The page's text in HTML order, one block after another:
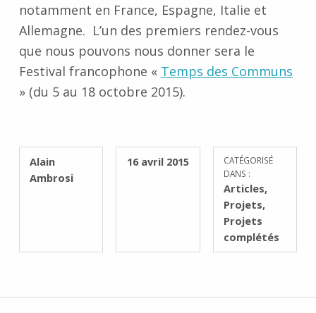
RÉDIGÉ PAR :
Alain
Ambrosi
PUBLIÉ SUR :
16 avril 2015
CATÉGORISÉ
DANS :
Articles,
Projets,
Projets
complétés
notamment en France, Espagne, Italie et
Allemagne. L’un des premiers rendez-vous
que nous pouvons nous donner sera le
Festival francophone « Temps des Communs
» (du 5 au 18 octobre 2015).
Navigation de l’article